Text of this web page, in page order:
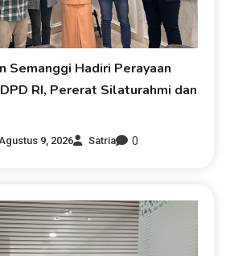
Semanggi Hadiri Perayaan
RI, Pererat Silaturahmi dan
9, 2026 Satria 0